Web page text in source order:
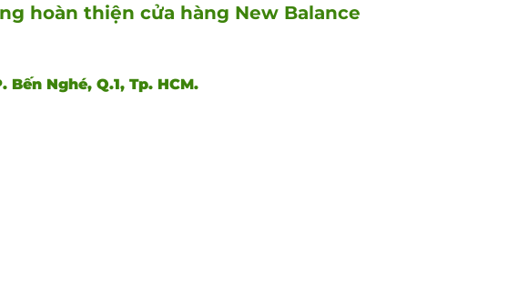
hoàn thiện cửa hàng New Balance
Nghé, Q.1, Tp. HCM.